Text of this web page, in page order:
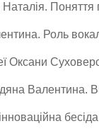
Поняття
Роль
Оксани
Валентина.